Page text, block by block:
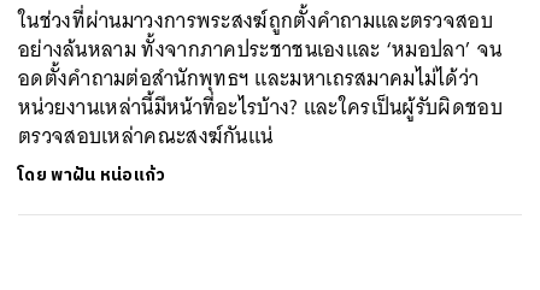
ในช่วงที่ผ่านมาวงการพระสงฆ์ถูกตั้งคำถามและตรวจสอบ
อย่างล้นหลาม ทั้งจากภาคประชาชนเองและ ‘หมอปลา’ จน
อดตั้งคำถามต่อสำนักพุทธฯ และมหาเถรสมาคมไม่ได้ว่า
หน่วยงานเหล่านี้มีหน้าที่อะไรบ้าง? และใครเป็นผู้รับผิดชอบ
ตรวจสอบเหล่าคณะสงฆ์กันแน่
โดยพาฝัน หน่อแก้ว